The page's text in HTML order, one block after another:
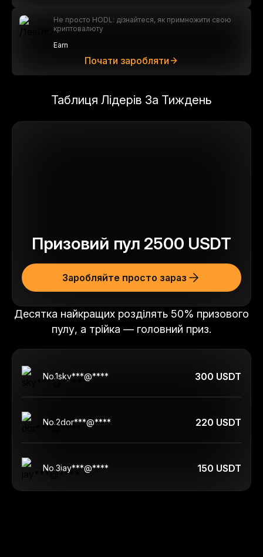
Не просто HODL: дізнайтеся, як примножити свою
криптовалюту
Earn
Почати заробляти
Таблиця Лідерів За Тиждень
Десятка найкращих розділять 50% призового
пулу, а трійка — головний приз.
No.1sky***@**** 300 USDT
No.2dor***@**** 220 USDT
No.3jay***@**** 150 USDT
Призовий пул 2500 USDT
Заробляйте просто зараз